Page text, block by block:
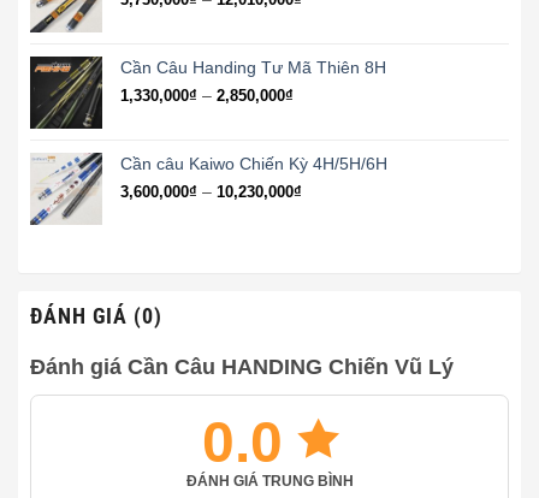
5,600,000₫
3,730,000₫
Cần Câu Handing Tư Mã Thiên 8H
1,330,000₫ – 2,850,000₫
1,330,000₫
2,850,000₫
Cần câu Kaiwo Chiến Kỳ 4H/5H/6H
3,600,000₫ – 10,230,000₫
ĐÁNH GIÁ (0)
Đánh giá Cần Câu HANDING Chiến Vũ Lý
0.0
ĐÁNH GIÁ TRUNG BÌNH